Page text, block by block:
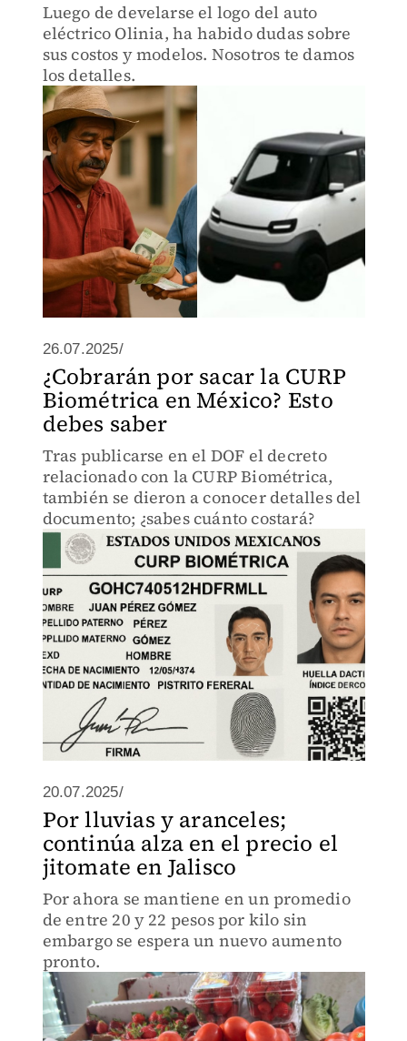
Luego de develarse el logo del auto
eléctrico Olinia, ha habido dudas sobre
sus costos y modelos. Nosotros te damos
los detalles.
26.07.2025/
¿Cobrarán por sacar la CURP
Biométrica en México? Esto
debes saber
Tras publicarse en el DOF el decreto
relacionado con la CURP Biométrica,
también se dieron a conocer detalles del
documento; ¿sabes cuánto costará?
20.07.2025/
Por lluvias y aranceles;
continúa alza en el precio el
jitomate en Jalisco
Por ahora se mantiene en un promedio
de entre 20 y 22 pesos por kilo sin
embargo se espera un nuevo aumento
pronto.